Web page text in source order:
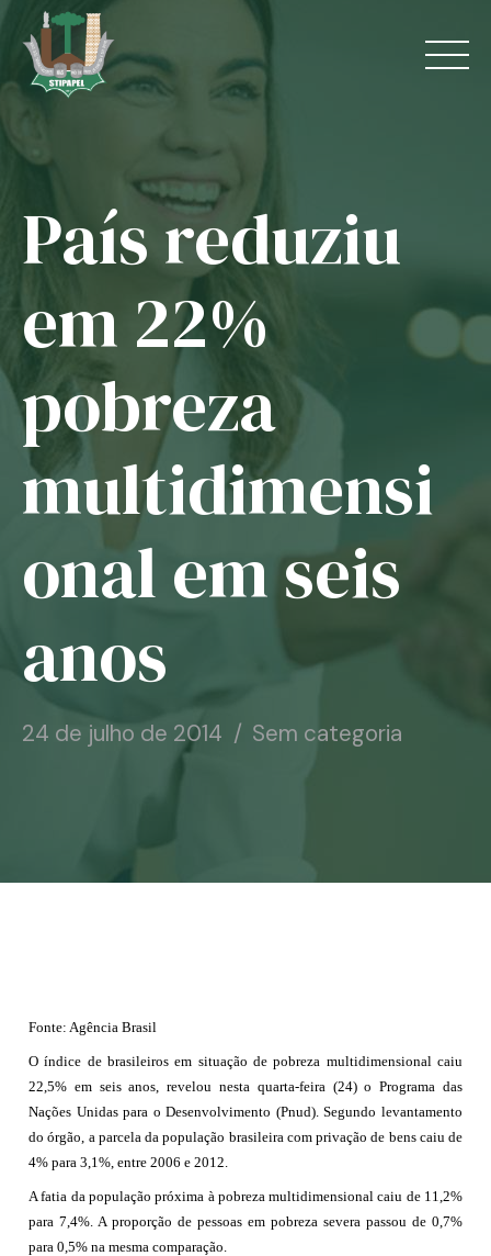
content
Home
Jurídico
Convênios
Notícias
Associe-se
País reduziu
em 22%
pobreza
multidimensi
onal em seis
anos
24 de julho de 2014 Sem categoria
Fonte: Agência Brasil
O índice de brasileiros em situação de pobreza multidimensional caiu
22,5% em seis anos, revelou nesta quarta-feira (24) o Programa das
Nações Unidas para o Desenvolvimento (Pnud). Segundo levantamento
do órgão, a parcela da população brasileira com privação de bens caiu de
4% para 3,1%, entre 2006 e 2012.
A fatia da população próxima à pobreza multidimensional caiu de 11,2%
para 7,4%. A proporção de pessoas em pobreza severa passou de 0,7%
para 0,5% na mesma comparação.